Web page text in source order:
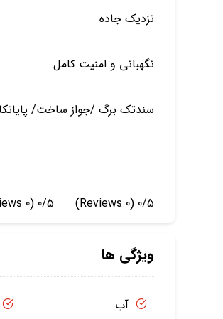
نزدیک جاده
نگهبانی و امنیت کامل
سندتک برگ /جواز ساخت/
0/5
(0 Reviews)
0/5
(0 Reviews)
ویژگی ها
آب